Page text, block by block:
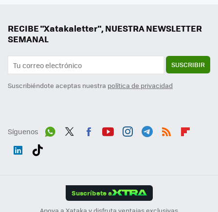
RECIBE "Xatakaletter", NUESTRA NEWSLETTER
SEMANAL
SUSCRIBIR
Suscribiéndote aceptas nuestra política de privacidad
Síguenos
Suscríbete a
Apoya a Xataka y disfruta ventajas exclusivas